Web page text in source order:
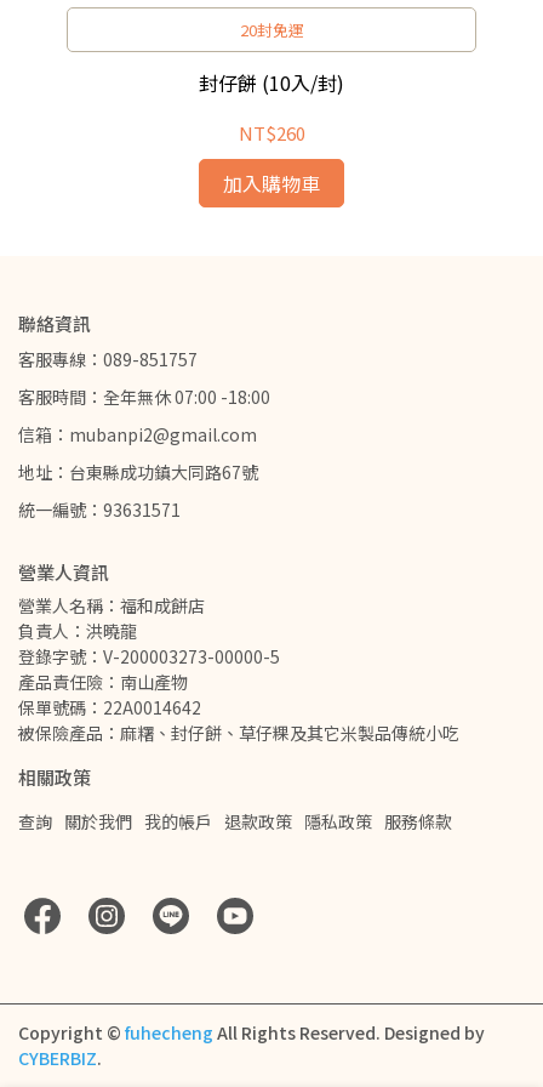
20封免運
封仔餅 (10入/封)
NT$260
加入購物車
聯絡資訊
客服專線：089-851757
客服時間：全年無休 07:00 -18:00
信箱：mubanpi2@gmail.com
地址：台東縣成功鎮大同路67號
統一編號：93631571
營業人資訊
營業人名稱：福和成餅店
負責人：洪曉龍
登錄字號：V-200003273-00000-5
產品責任險：南山產物
保單號碼：22A0014642
被保險產品：麻糬、封仔餅、草仔粿及其它米製品傳統小吃
相關政策
查詢 關於我們 我的帳戶 退款政策 隱私政策 服務條款
Copyright © fuhecheng All Rights Reserved. Designed by
CYBERBIZ.